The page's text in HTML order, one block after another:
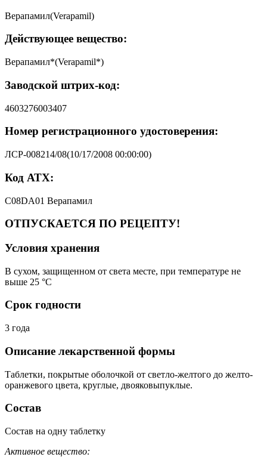
Верапамил(Verapamil)
Действующее вещество:
Верапамил*(Verapamil*)
Заводской штрих-код:
4603276003407
Номер регистрационного удостоверения:
ЛСР-008214/08(10/17/2008 00:00:00)
Код АТХ:
C08DA01 Верапамил
ОТПУСКАЕТСЯ ПО РЕЦЕПТУ!
Условия хранения
В сухом, защищенном от света месте, при температуре не
выше 25 °C
Срок годности
3 года
Описание лекарственной формы
Таблетки, покрытые оболочкой от светло-желтого до желто-
оранжевого цвета, круглые, двояковыпуклые.
Состав
Состав на одну таблетку
Активное вещество: